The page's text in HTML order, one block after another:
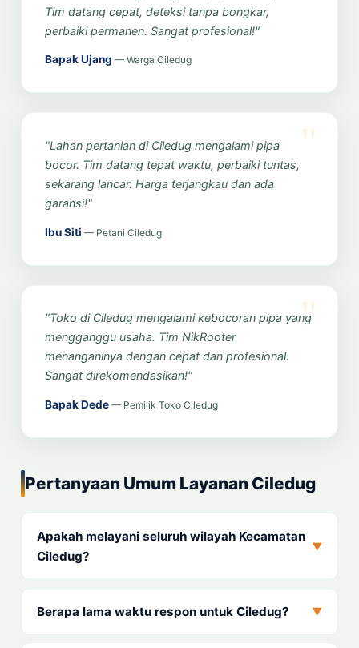
Tim datang cepat, deteksi tanpa bongkar,
perbaiki permanen. Sangat profesional!"
Bapak Ujang — Warga Ciledug
"Lahan pertanian di Ciledug mengalami pipa
bocor. Tim datang tepat waktu, perbaiki tuntas,
sekarang lancar. Harga terjangkau dan ada
garansi!"
Ibu Siti — Petani Ciledug
"Toko di Ciledug mengalami kebocoran pipa yang
mengganggu usaha. Tim NikRooter
menanganinya dengan cepat dan profesional.
Sangat direkomendasikan!"
Bapak Dede — Pemilik Toko Ciledug
Pertanyaan Umum Layanan Ciledug
Apakah melayani seluruh wilayah Kecamatan
Ciledug?
▼
Berapa lama waktu respon untuk Ciledug? ▼